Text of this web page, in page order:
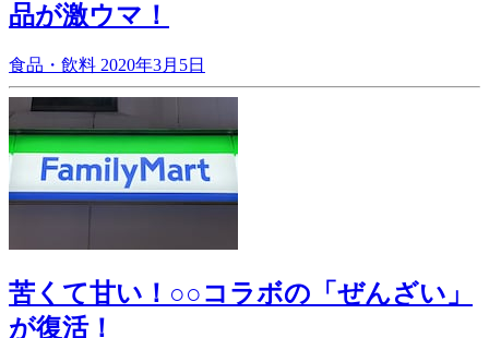
品が激ウマ！
食品・飲料 2020年3月5日
苦くて甘い！○○コラボの「ぜんざい」
が復活！